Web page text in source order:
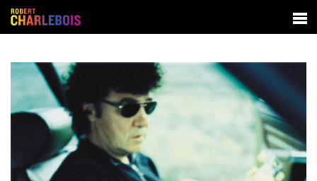
SPECTACLES
BIOGRAPHIE
DISCOGRAPHIE
CONTACT